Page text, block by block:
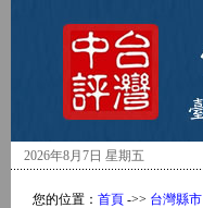
2026年8月7日 星期五
您的位置： 首頁 ->> 台灣縣市